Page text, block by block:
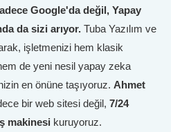
Google'da değil, Yapay
da sizi arıyor. Tuba Yazılım ve
işletmenizi hem klasik
de yeni nesil yapay zeka
en önüne taşıyoruz. Ahmet
bir web sitesi değil, 7/24
makinesi kuruyoruz.